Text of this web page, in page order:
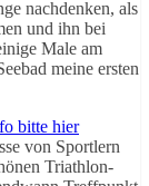
nachdenken, als
und ihn bei
Male am
meine ersten
bitte hier
von Sportlern
Triathlon-